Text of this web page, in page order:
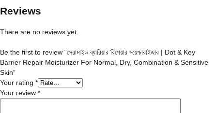
Reviews
There are no reviews yet.
Be the first to review “সেরামাইড ব্যারিয়ার রিপেয়ার ময়েশ্চারাইজার | Dot & Key
Barrier Repair Moisturizer For Normal, Dry, Combination & Sensitive
Skin”
Your rating *
Your review *